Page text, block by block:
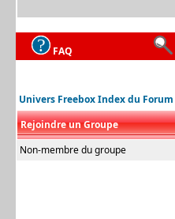
FAQ
Univers Freebox Index du Forum
Rejoindre un Groupe
Non-membre du groupe